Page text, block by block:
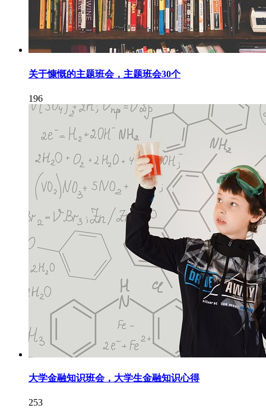
关于慷慨的主题班会，主题班会30个
196
大学金融知识班会，大学生金融知识心得
253